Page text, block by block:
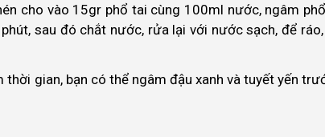
cho vào 15gr phổ tai cùng 100ml nước, ngâm
sau đó chắt nước, rửa lại với nước sạch, để
thời gian, bạn có thể ngâm đậu xanh và tuyết yến